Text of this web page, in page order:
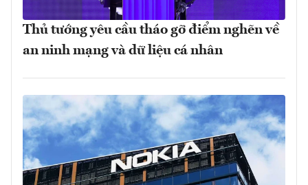
Thủ tướng yêu cầu tháo gỡ điểm nghẽn về
an ninh mạng và dữ liệu cá nhân